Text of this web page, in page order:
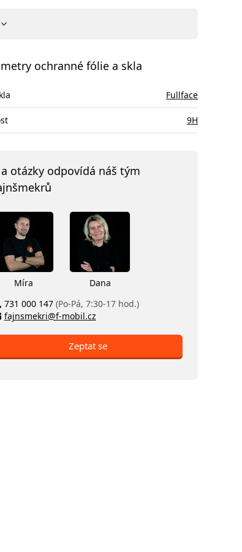
ochranné fólie a skla
Fullface
9H
otázky odpovídá náš tým
Míra
Dana
731 000 147 (Po-Pá, 7:30-17 hod.)
fajnsmekri@f-mobil.cz
Zeptat se